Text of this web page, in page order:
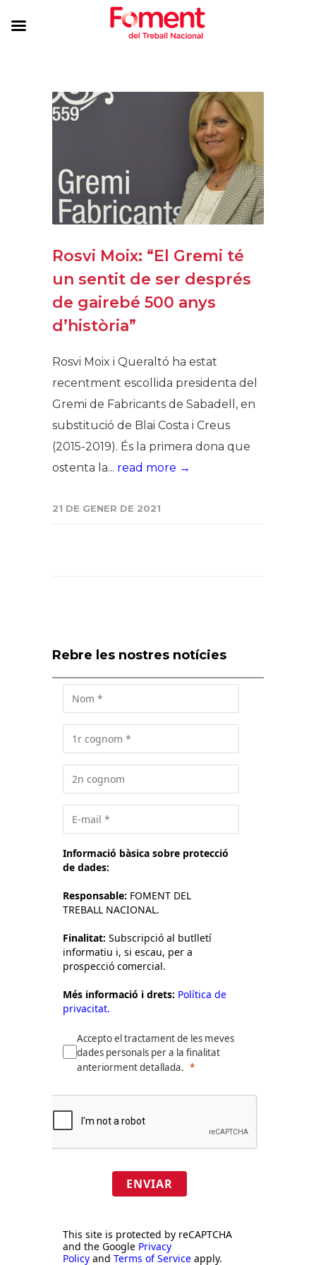
Rosvi Moix: “El Gremi té
un sentit de ser després
de gairebé 500 anys
d’història”
Rosvi Moix i Queraltó ha estat
recentment escollida presidenta del
Gremi de Fabricants de Sabadell, en
substitució de Blai Costa i Creus
(2015-2019). És la primera dona que
ostenta la... read more →
21 DE GENER DE 2021
Rebre les nostres notícies
Informació bàsica sobre protecció
de dades:
Responsable: FOMENT DEL
TREBALL NACIONAL.
Finalitat: Subscripció al butlletí
informatiu i, si escau, per a
prospecció comercial.
Més informació i drets: Política de
privacitat.
Accepto el tractament de les meves
dades personals per a la finalitat
anteriorment detallada.
ENVIAR
This site is protected by reCAPTCHA
and the Google Privacy
Policy and Terms of Service apply.